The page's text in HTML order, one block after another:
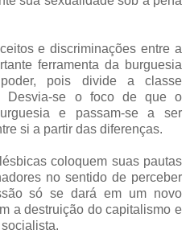
e discriminações entre a
ferramenta da burguesia
pois divide a classe
Desvia-se o foco de que o
e passam-se a ser
si a partir das diferenças.
coloquem suas pautas
no sentido de perceber
só se dará em um novo
a destruição do capitalismo e